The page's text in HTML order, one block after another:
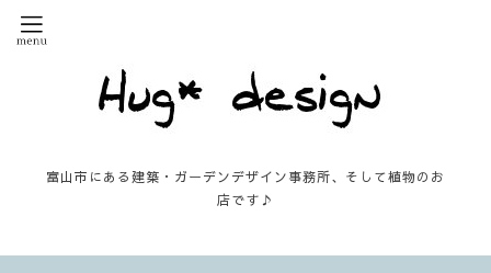
富山市にある建築・ガーデンデザイン事務所、そして植物のお
店です♪